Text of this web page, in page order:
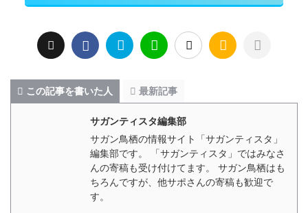
この記事を書いた人 最新記事
サガンティスタ編集部
サガン鳥栖の情報サイト「サガンティスタ」
編集部です。 「サガンティスタ」ではみなさ
んの寄稿も受け付けてます。 サガン鳥栖はも
ちろんですが、他サポさんの寄稿も歓迎で
す。